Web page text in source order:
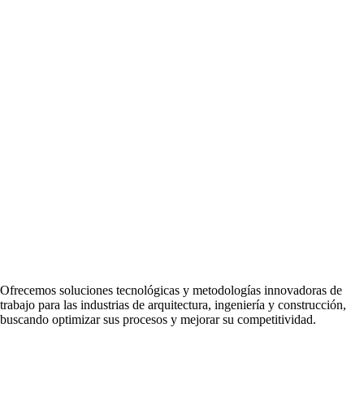
Ofrecemos soluciones tecnológicas y metodologías innovadoras de
trabajo para las industrias de arquitectura, ingeniería y construcción,
buscando optimizar sus procesos y mejorar su competitividad.